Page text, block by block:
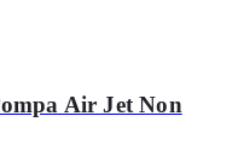
Air Jet Non